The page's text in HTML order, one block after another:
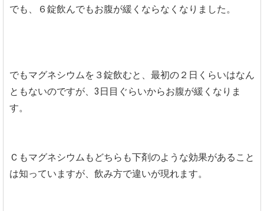
でも、６錠飲んでもお腹が緩くならなくなりました。
でもマグネシウムを３錠飲むと、最初の２日くらいはなん
ともないのですが、3日目ぐらいからお腹が緩くなりま
す。
Ｃもマグネシウムもどちらも下剤のような効果があること
は知っていますが、飲み方で違いが現れます。